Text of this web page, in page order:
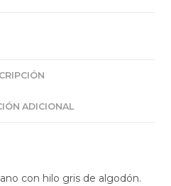
ADICIONAL
con hilo gris de algodón.